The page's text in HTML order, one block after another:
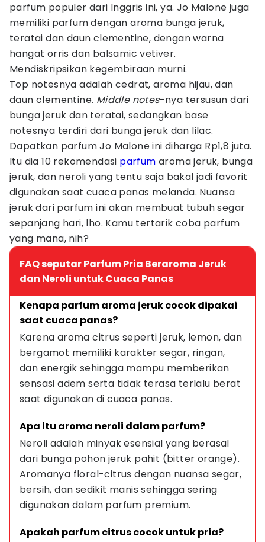
parfum populer dari Inggris ini, ya. Jo Malone juga
memiliki parfum dengan aroma bunga jeruk,
teratai dan daun clementine, dengan warna
hangat orris dan balsamic vetiver.
Mendiskripsikan kegembiraan murni.
Top notesnya adalah cedrat, aroma hijau, dan
daun clementine. Middle notes-nya tersusun dari
bunga jeruk dan teratai, sedangkan base
notesnya terdiri dari bunga jeruk dan lilac.
Dapatkan parfum Jo Malone ini diharga Rp1,8 juta.
Itu dia 10 rekomendasi parfum aroma jeruk, bunga
jeruk, dan neroli yang tentu saja bakal jadi favorit
digunakan saat cuaca panas melanda. Nuansa
jeruk dari parfum ini akan membuat tubuh segar
sepanjang hari, lho. Kamu tertarik coba parfum
yang mana, nih?
FAQ seputar Parfum Pria Beraroma Jeruk
dan Neroli untuk Cuaca Panas
Kenapa parfum aroma jeruk cocok dipakai
saat cuaca panas?
Karena aroma citrus seperti jeruk, lemon, dan
bergamot memiliki karakter segar, ringan,
dan energik sehingga mampu memberikan
sensasi adem serta tidak terasa terlalu berat
saat digunakan di cuaca panas.
Apa itu aroma neroli dalam parfum?
Neroli adalah minyak esensial yang berasal
dari bunga pohon jeruk pahit (bitter orange).
Aromanya floral-citrus dengan nuansa segar,
bersih, dan sedikit manis sehingga sering
digunakan dalam parfum premium.
Apakah parfum citrus cocok untuk pria?